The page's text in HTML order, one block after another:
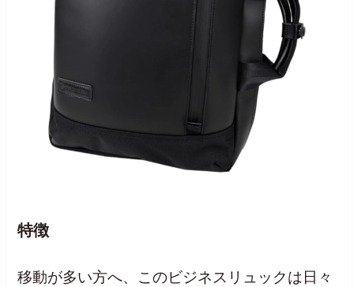
特徴
移動が多い方へ、このビジネスリュックは日々